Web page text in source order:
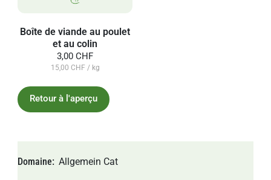
Boîte de viande au poulet
et au colin
3,00 CHF
15,00 CHF / kg
Domaine Allgemein Cat
Retour à l'aperçu